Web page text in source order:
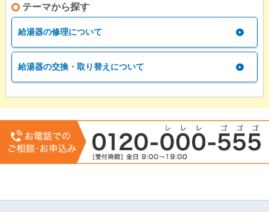
テーマから探す
給湯器の修理について
給湯器の交換・取り替えについて